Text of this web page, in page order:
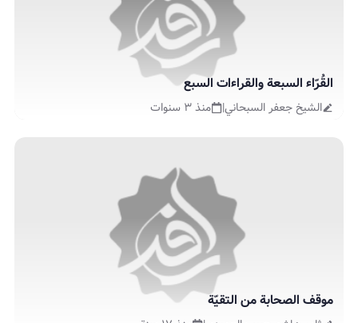
القُرّاء السبعة والقراءات السبع
الشيخ جعفر السبحاني| منذ ٣ سنوات
موقف الصحابة من التقيّة